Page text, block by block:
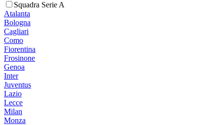
Squadra Serie A
Atalanta
Bologna
Cagliari
Como
Fiorentina
Frosinone
Genoa
Inter
Juventus
Lazio
Lecce
Milan
Monza